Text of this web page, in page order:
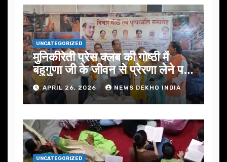
UNCATEGORIZED
मुनिकीरेती प्रेस क्लब की गोष्ठी में
बहुगुणा जी के जीवन से प्रेरणा लेने पर
जोरAPRIL 26, 2026 NEWS DEKHO INDIA
UNCATEGORIZED